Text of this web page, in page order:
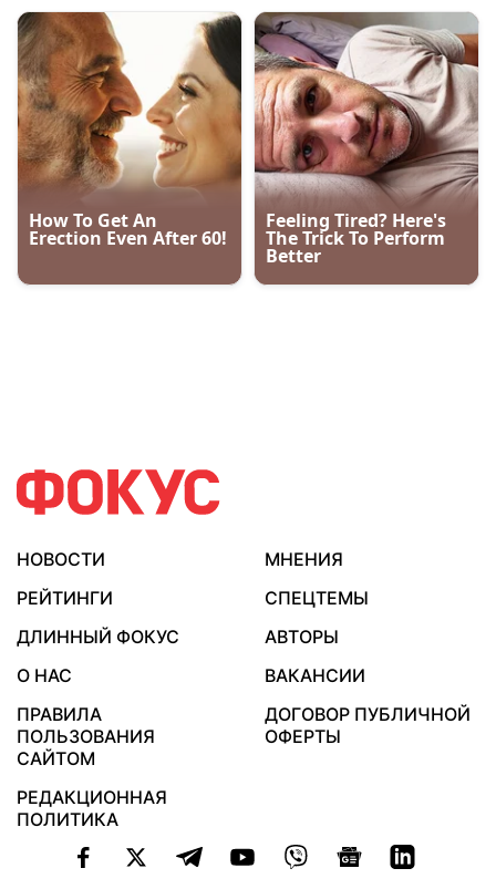
НОВОСТИ
МНЕНИЯ
РЕЙТИНГИ
СПЕЦТЕМЫ
ДЛИННЫЙ ФОКУС
АВТОРЫ
О НАС
ВАКАНСИИ
ПРАВИЛА
ПОЛЬЗОВАНИЯ
САЙТОМ
ДОГОВОР ПУБЛИЧНОЙ
ОФЕРТЫ
РЕДАКЦИОННАЯ
ПОЛИТИКА